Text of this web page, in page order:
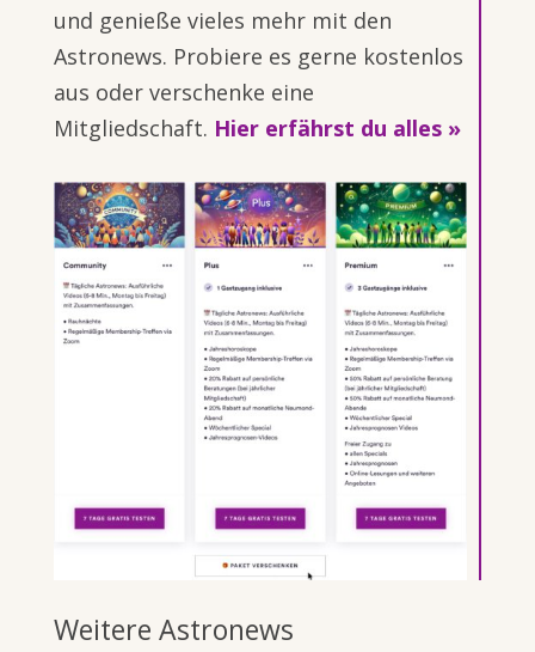
und genieße vieles mehr mit den
Astronews. Probiere es gerne kostenlos
aus oder verschenke eine
Mitgliedschaft. Hier erfährst du alles »
Weitere Astronews